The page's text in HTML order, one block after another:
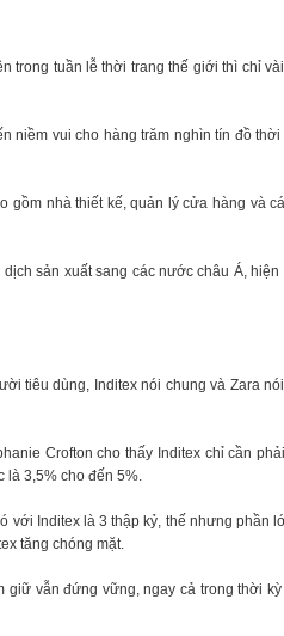
trong tuần lễ thời trang thế giới thì chỉ
niềm vui cho hàng trăm nghìn tín đồ
nhà thiết kế, quản lý cửa hàng và
sản xuất sang các nước châu Á,
tiêu dùng, Inditex nói chung và Zara
Crofton cho thấy Inditex chỉ cần
là 3,5% cho đến 5%.
Inditex là 3 thập kỷ, thế nhưng phần
tăng chóng mặt.
vẫn đứng vững, ngay cả trong thời
bại, phá sản, bắt đầu lại từ đầu và